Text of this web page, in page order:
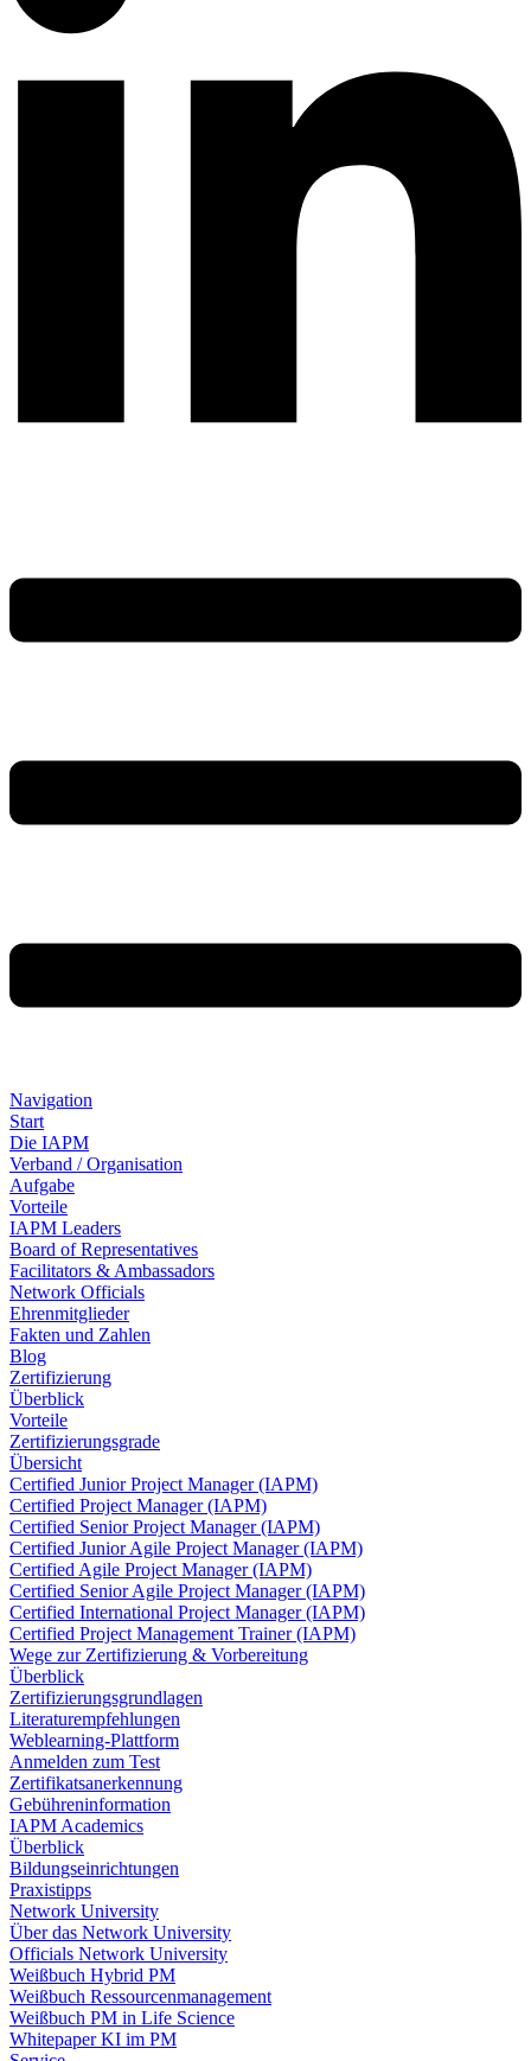
Navigation
Start
Die IAPM
Verband / Organisation
Aufgabe
Vorteile
IAPM Leaders
Board of Representatives
Facilitators & Ambassadors
Network Officials
Ehrenmitglieder
Fakten und Zahlen
Blog
Zertifizierung
Überblick
Vorteile
Zertifizierungsgrade
Übersicht
Certified Junior Project Manager (IAPM)
Certified Project Manager (IAPM)
Certified Senior Project Manager (IAPM)
Certified Junior Agile Project Manager (IAPM)
Certified Agile Project Manager (IAPM)
Certified Senior Agile Project Manager (IAPM)
Certified International Project Manager (IAPM)
Certified Project Management Trainer (IAPM)
Wege zur Zertifizierung & Vorbereitung
Überblick
Zertifizierungsgrundlagen
Literaturempfehlungen
Weblearning-Plattform
Anmelden zum Test
Zertifikatsanerkennung
Gebühreninformation
IAPM Academics
Überblick
Bildungseinrichtungen
Praxistipps
Network University
Über das Network University
Officials Network University
Weißbuch Hybrid PM
Weißbuch Ressourcenmanagement
Weißbuch PM in Life Science
Whitepaper KI im PM